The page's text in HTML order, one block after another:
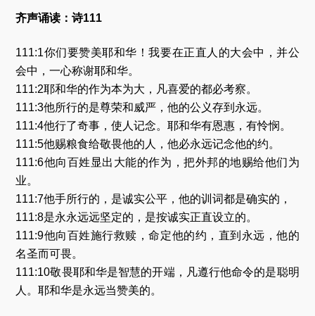
齐声诵读：诗111
111:1你们要赞美耶和华！我要在正直人的大会中，并公
会中，一心称谢耶和华。
111:2耶和华的作为本为大，凡喜爱的都必考察。
111:3他所行的是尊荣和威严，他的公义存到永远。
111:4他行了奇事，使人记念。耶和华有恩惠，有怜悯。
111:5他赐粮食给敬畏他的人，他必永远记念他的约。
111:6他向百姓显出大能的作为，把外邦的地赐给他们为
业。
111:7他手所行的，是诚实公平，他的训词都是确实的，
111:8是永永远远坚定的，是按诚实正直设立的。
111:9他向百姓施行救赎，命定他的约，直到永远，他的
名圣而可畏。
111:10敬畏耶和华是智慧的开端，凡遵行他命令的是聪明
人。耶和华是永远当赞美的。